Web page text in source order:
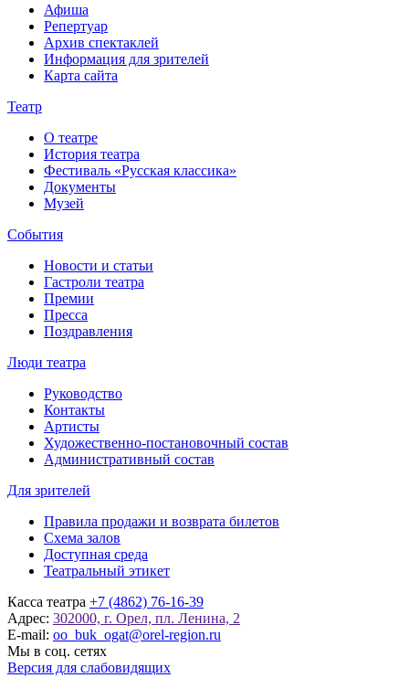
Афиша
Репертуар
Архив спектаклей
Информация для зрителей
Карта сайта
Театр
О театре
История театра
Фестиваль «Русская классика»
Документы
Музей
События
Новости и статьи
Гастроли театра
Премии
Пресса
Поздравления
Люди театра
Руководство
Контакты
Артисты
Художественно-постановочный состав
Административный состав
Для зрителей
Правила продажи и возврата билетов
Схема залов
Доступная среда
Театральный этикет
Касса театра +7 (4862) 76-16-39
Адрес: 302000, г. Орел, пл. Ленина, 2
E-mail: oo_buk_ogat@orel-region.ru
Мы в соц. сетях
Версия для слабовидящих